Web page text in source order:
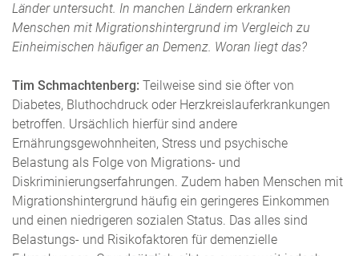
Länder untersucht. In manchen Ländern erkranken
Menschen mit Migrationshintergrund im Vergleich zu
Einheimischen häufiger an Demenz. Woran liegt das?
Tim Schmachtenberg: Teilweise sind sie öfter von
Diabetes, Bluthochdruck oder Herzkreislauferkrankungen
betroffen. Ursächlich hierfür sind andere
Ernährungsgewohnheiten, Stress und psychische
Belastung als Folge von Migrations- und
Diskriminierungserfahrungen. Zudem haben Menschen mit
Migrationshintergrund häufig ein geringeres Einkommen
und einen niedrigeren sozialen Status. Das alles sind
Belastungs- und Risikofaktoren für demenzielle